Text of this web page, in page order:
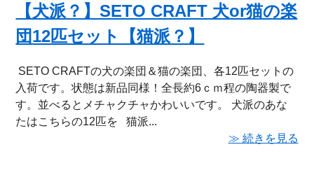
【犬派？】SETO CRAFT 犬or猫の楽
団12匹セット【猫派？】
SETO CRAFTの犬の楽団＆猫の楽団、各12匹セットの
入荷です。状態は新品同様！全長約6ｃｍ程の陶器製で
す。並べるとメチャクチャかわいいです。 犬派のあな
たはこちらの12匹を 猫派...
≫ 続きを見る